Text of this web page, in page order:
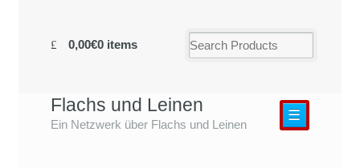
0,00€0 items
Flachs und Leinen
Ein Netzwerk über Flachs und Leinen
☰